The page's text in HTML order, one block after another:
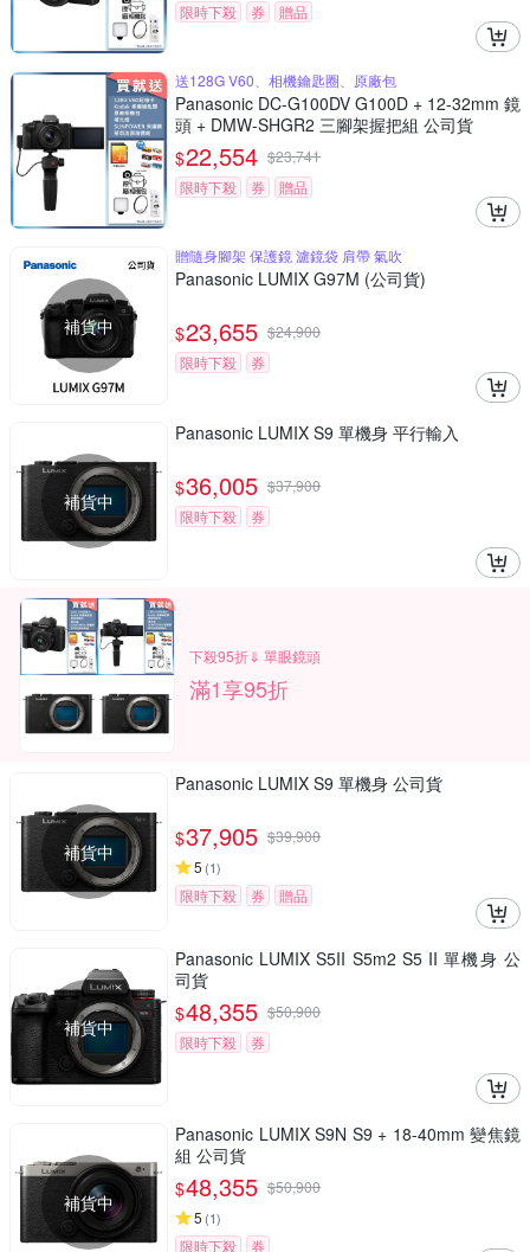
限時下殺
券 贈品
送128G V60、相機鑰匙圈、原廠包
Panasonic DC-G100DV G100D + 12-32mm 鏡
頭 + DMW-SHGR2 三腳架握把組 公司貨
$22,554 $23,741
限時下殺
券 贈品
補貨中
贈隨身腳架 保護鏡 濾鏡袋 肩帶 氣吹
Panasonic LUMIX G97M (公司貨)
$23,655 $24,900
限時下殺
券
補貨中
Panasonic LUMIX S9 單機身 平行輸入
$36,005 $37,900
限時下殺
券
下殺95折⇓ 單眼鏡頭
滿1享95折
補貨中
Panasonic LUMIX S9 單機身 公司貨
$37,905 $39,900
5 (1)
限時下殺 券 贈品
補貨中
Panasonic LUMIX S5II S5m2 S5 II 單機身 公
司貨
$48,355 $50,900
限時下殺
券
補貨中
Panasonic LUMIX S9N S9 + 18-40mm 變焦鏡
組 公司貨
$48,355 $50,900
5 (1)
限時下殺 券